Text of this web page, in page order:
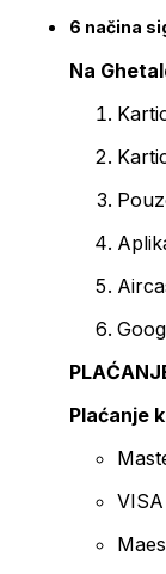
6 načina
Na
Plaćanje
VISA